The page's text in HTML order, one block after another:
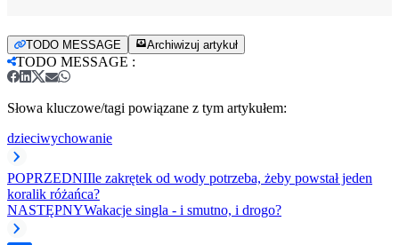
TODO MESSAGE Archiwizuj artykuł
TODO MESSAGE :
Słowa kluczowe/tagi powiązane z tym artykułem:
dzieciwychowanie
POPRZEDNIIle zakrętek od wody potrzeba, żeby powstał jeden
koralik różańca?
NASTĘPNYWakacje singla - i smutno, i drogo?